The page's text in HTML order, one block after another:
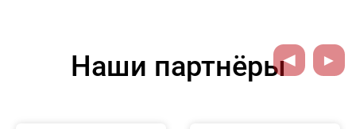
Наши партнёры